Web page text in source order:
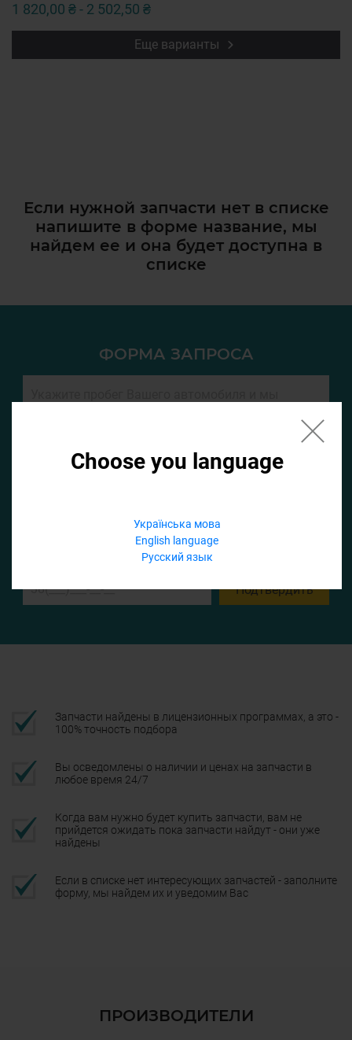
Choose you language
Українська мова
English language
Русский язык
1 820,00 ₴ - 2 502,50 ₴
Еще варианты
Если нужной запчасти нет в списке
напишите в форме название, мы
найдем ее и она будет доступна в
списке
ФОРМА ЗАПРОСА
Добавить файл
Подтвердить
Запчасти найдены в лицензионных программах, а это -
100% точность подбора
Вы осведомлены о наличии и ценах на запчасти в
любое время 24/7
Когда вам нужно будет купить запчасти, вам не
прийдется ожидать пока запчасти найдут - они уже
найдены
Если в списке нет интересующих запчастей - заполните
форму, мы найдем их и уведомим Вас
ПРОИЗВОДИТЕЛИ